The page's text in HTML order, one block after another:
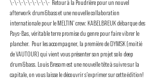
\-\-\-\-\-\-\-\-\-  Retour à la Poudrière pour un nouvel
afterwork drum&bass et une nouvelle collaboration
internationale pour le MELTIN' crew: KABELBREUK débarque des
Pays-Bas, véritable terre promise du genre pour faire vibrer le
plancher.  Pour les accompagner, la première de DYMSK (moitié
de VAUTOUR) qui vient vous présenter son projet solo deep
drum&bass. Louis Bresom est une nouvelle tête à suivre sur la
capitale, on vous laisse le découvrir s'exprimer sur cette édition!